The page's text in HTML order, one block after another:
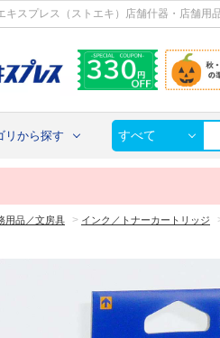
キスプレス（ストエキ）店舗什器・店舗用
リから探す すべて
用品／文房具 > インク／トナーカートリッジ